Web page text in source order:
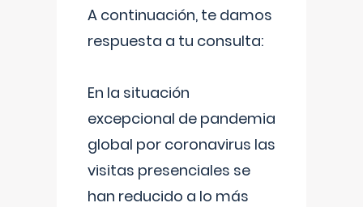
A continuación, te damos
respuesta a tu consulta:
En la situación
excepcional de pandemia
global por coronavirus las
visitas presenciales se
han reducido a lo más